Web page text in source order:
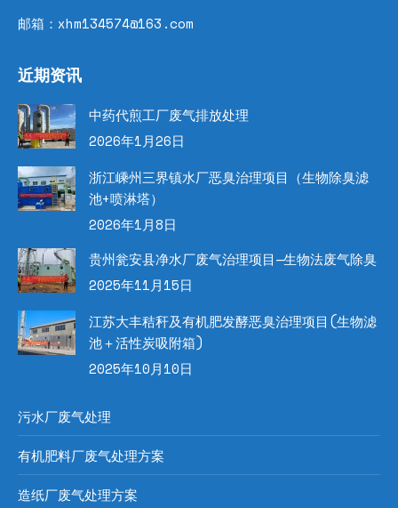
邮箱：xhm134574@163.com
近期资讯
中药代煎工厂废气排放处理
2026年1月26日
浙江嵊州三界镇水厂恶臭治理项目（生物除臭滤
池+喷淋塔）
2026年1月8日
贵州瓮安县净水厂废气治理项目—生物法废气除臭
2025年11月15日
江苏大丰秸秆及有机肥发酵恶臭治理项目(生物滤
池＋活性炭吸附箱)
2025年10月10日
污水厂废气处理
有机肥料厂废气处理方案
造纸厂废气处理方案